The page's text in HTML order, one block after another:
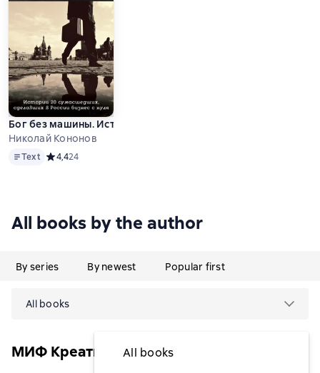
Бог без машины. Истории 20 сумасшедших, сделавших в
Николай Кононов
TextText Средний рейтинг 4,4 на основе 24 оценок
4,424
All books by the author
By series By newest Popular first
All books
All books
МИФ Креатив